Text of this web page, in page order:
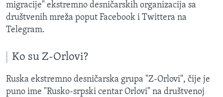
migracije" ekstremno desničarskih organizacija sa
društvenih mreža poput Facebook i Twittera na
Telegram.
Ko su Z-Orlovi?
Ruska ekstremno desničarska grupa "Z-Orlovi", čije je
puno ime "Rusko-srpski centar Orlovi" na društvenoj